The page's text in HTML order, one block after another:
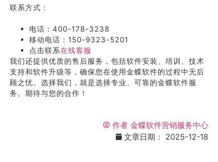
联系方式：
电话：400-178-3238
移动电话：150-9323-5201
点击联系在线客服
我们还提供优质的售后服务，包括软件安装、培训、技术
支持和软件升级等，确保您在使用金蝶软件的过程中无后
顾之忧。选择我们，就是选择专业、可靠的金蝶软件服
务。期待与您的合作！
作者 金蝶软件营销服务中心
文章日期：
2025-12-18